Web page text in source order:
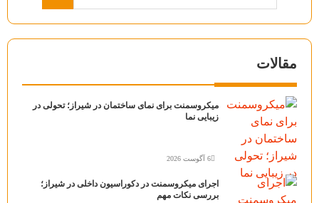
مقالات
میکروسمنت برای نمای ساختمان در شیراز؛ تحولی در
زیبایی نما
6 آگوست 2026
اجرای میکروسمنت در دکوراسیون داخلی در شیراز؛
بررسی نکات مهم